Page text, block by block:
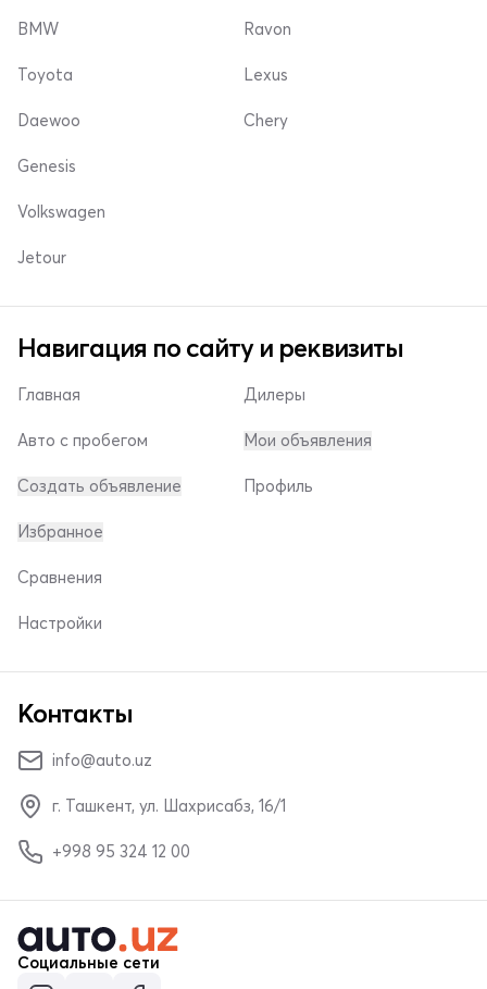
BMW
Toyota
Daewoo
Ravon
Lexus
Chery
Genesis
Volkswagen
Jetour
Навигация по сайту и реквизиты
Главная
Авто с пробегом
Создать объявление
Дилеры
Мои объявления
Профиль
Избранное
Сравнения
Настройки
Контакты
info@auto.uz
г. Ташкент, ул. Шахрисабз, 16/1
+998 95 324 12 00
Социальные сети